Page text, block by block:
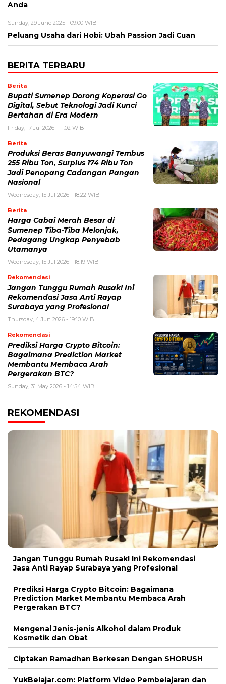
Anda
Sunday, 29 June 2025 - 09:00 WIB
Peluang Usaha dari Hobi: Ubah Passion Jadi Cuan
BERITA TERBARU
Berita
Bupati Sumenep Dorong Koperasi Go
Digital, Sebut Teknologi Jadi Kunci
Bertahan di Era Modern
Friday, 17 Jul 2026 - 11:02 WIB
Berita
Produksi Beras Banyuwangi Tembus
255 Ribu Ton, Surplus 174 Ribu Ton
Jadi Penopang Cadangan Pangan
Nasional
Wednesday, 15 Jul 2026 - 18:22 WIB
Berita
Harga Cabai Merah Besar di
Sumenep Tiba-Tiba Melonjak,
Pedagang Ungkap Penyebab
Utamanya
Wednesday, 15 Jul 2026 - 18:19 WIB
Rekomendasi
Jangan Tunggu Rumah Rusak! Ini
Rekomendasi Jasa Anti Rayap
Surabaya yang Profesional
Thursday, 4 Jun 2026 - 19:10 WIB
Rekomendasi
Prediksi Harga Crypto Bitcoin:
Bagaimana Prediction Market
Membantu Membaca Arah
Pergerakan BTC?
Sunday, 31 May 2026 - 14:54 WIB
REKOMENDASI
Jangan Tunggu Rumah Rusak! Ini Rekomendasi
Jasa Anti Rayap Surabaya yang Profesional
Prediksi Harga Crypto Bitcoin: Bagaimana
Prediction Market Membantu Membaca Arah
Pergerakan BTC?
Mengenal Jenis-jenis Alkohol dalam Produk
Kosmetik dan Obat
Ciptakan Ramadhan Berkesan Dengan SHORUSH
YukBelajar.com: Platform Video Pembelajaran dan